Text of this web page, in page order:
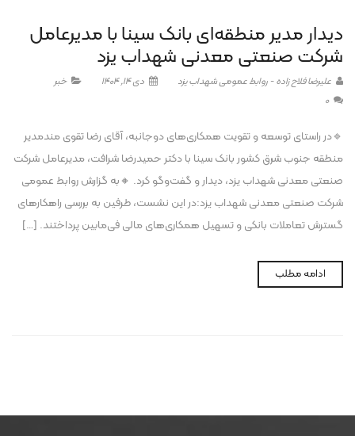
دیدار مدیر منطقه‌ای بانک سینا با مدیرعامل
شرکت صنعتی معدنی شهداب یزد
علیرضا فلاح زاده - روابط عمومی شهداب یزد دی 14, 1404
خبر
0
🔹در راستای توسعه و تقویت همکاری‌های دوجانبه، آقای رضا تقوی مندمدیر
منطقه‌ جنوب شرق کشور بانک سینا با دکتر حمیدرضا شرافت، مدیرعامل شرکت
صنعتی معدنی شهداب یزد، دیدار و گفت‌وگو کرد. 🔸به گزارش روابط عمومی
شرکت صنعتی معدنی شهداب یزد:در این نشست، طرفین به بررسی راهکارهای
گسترش تعاملات بانکی و تسهیل همکاری‌های مالی فی‌مابین پرداختند. […]
ادامه مطلب